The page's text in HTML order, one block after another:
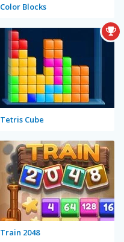
Color Blocks
Tetris Cube
Train 2048